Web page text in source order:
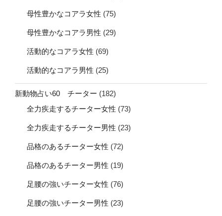
母性豊かなコアラ女性 (75)
母性豊かなコアラ男性 (29)
活動的なコアラ女性 (69)
活動的なコアラ男性 (25)
新動物占い60 チーター (182)
全力疾走するチーター女性 (73)
全力疾走するチーター男性 (23)
品格のあるチーター女性 (72)
品格のあるチーター男性 (19)
足腰の強いチーター女性 (76)
足腰の強いチーター男性 (23)